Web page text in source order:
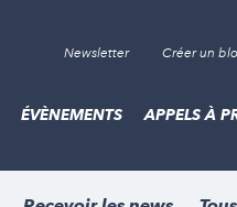
Newsletter Créer un
ÉVÈNEMENTS APPELS À